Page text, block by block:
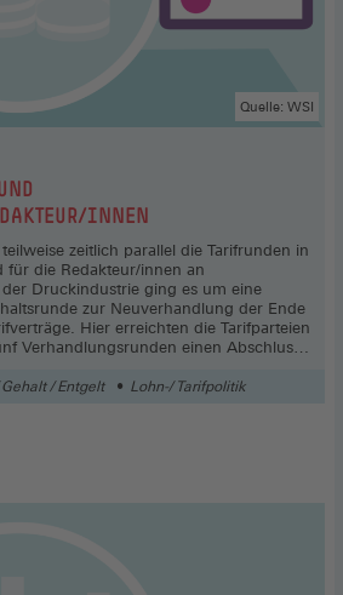
INNEN
zeitlich parallel die Tarifrunden in
die Redakteur/innen an
Druckindustrie ging es um eine
zur Neuverhandlung der Ende
Hier erreichten die Tarifparteien
Verhandlungsrunden einen Abschluss.
neuen Gehaltstarifvertrag ausgetragen,
Erst nach mehr als neun Monaten
Quelle: WSI
/ Entgelt Lohn-/ Tarifpolitik